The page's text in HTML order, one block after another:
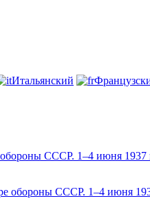
Итальянский
СССР. 1–4 июня 1937